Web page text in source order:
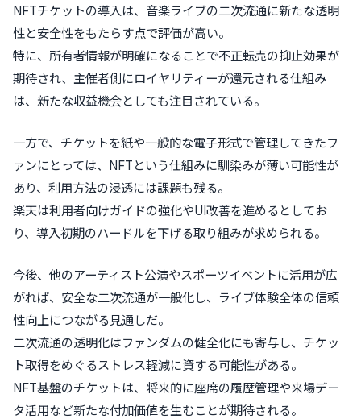
NFTチケットの導入は、音楽ライブの二次流通に新たな透明
性と安全性をもたらす点で評価が高い。
特に、所有者情報が明確になることで不正転売の抑止効果が
期待され、主催者側にロイヤリティーが還元される仕組み
は、新たな収益機会としても注目されている。
一方で、チケットを紙や一般的な電子形式で管理してきたフ
ァンにとっては、NFTという仕組みに馴染みが薄い可能性が
あり、利用方法の浸透には課題も残る。
楽天は利用者向けガイドの強化やUI改善を進めるとしてお
り、導入初期のハードルを下げる取り組みが求められる。
今後、他のアーティスト公演やスポーツイベントに活用が広
がれば、安全な二次流通が一般化し、ライブ体験全体の信頼
性向上につながる見通しだ。
二次流通の透明化はファンダムの健全化にも寄与し、チケッ
ト取得をめぐるストレス軽減に資する可能性がある。
NFT基盤のチケットは、将来的に座席の履歴管理や来場デー
タ活用など新たな付加価値を生むことが期待される。